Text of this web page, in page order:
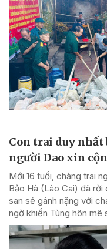
Con trai duy
người Dao xin
Mới 16 tuổi, chàng trai
Bảo Hà (Lào Cai) đã rời
san sẻ gánh nặng với
ngờ khiến Tùng hôn mê